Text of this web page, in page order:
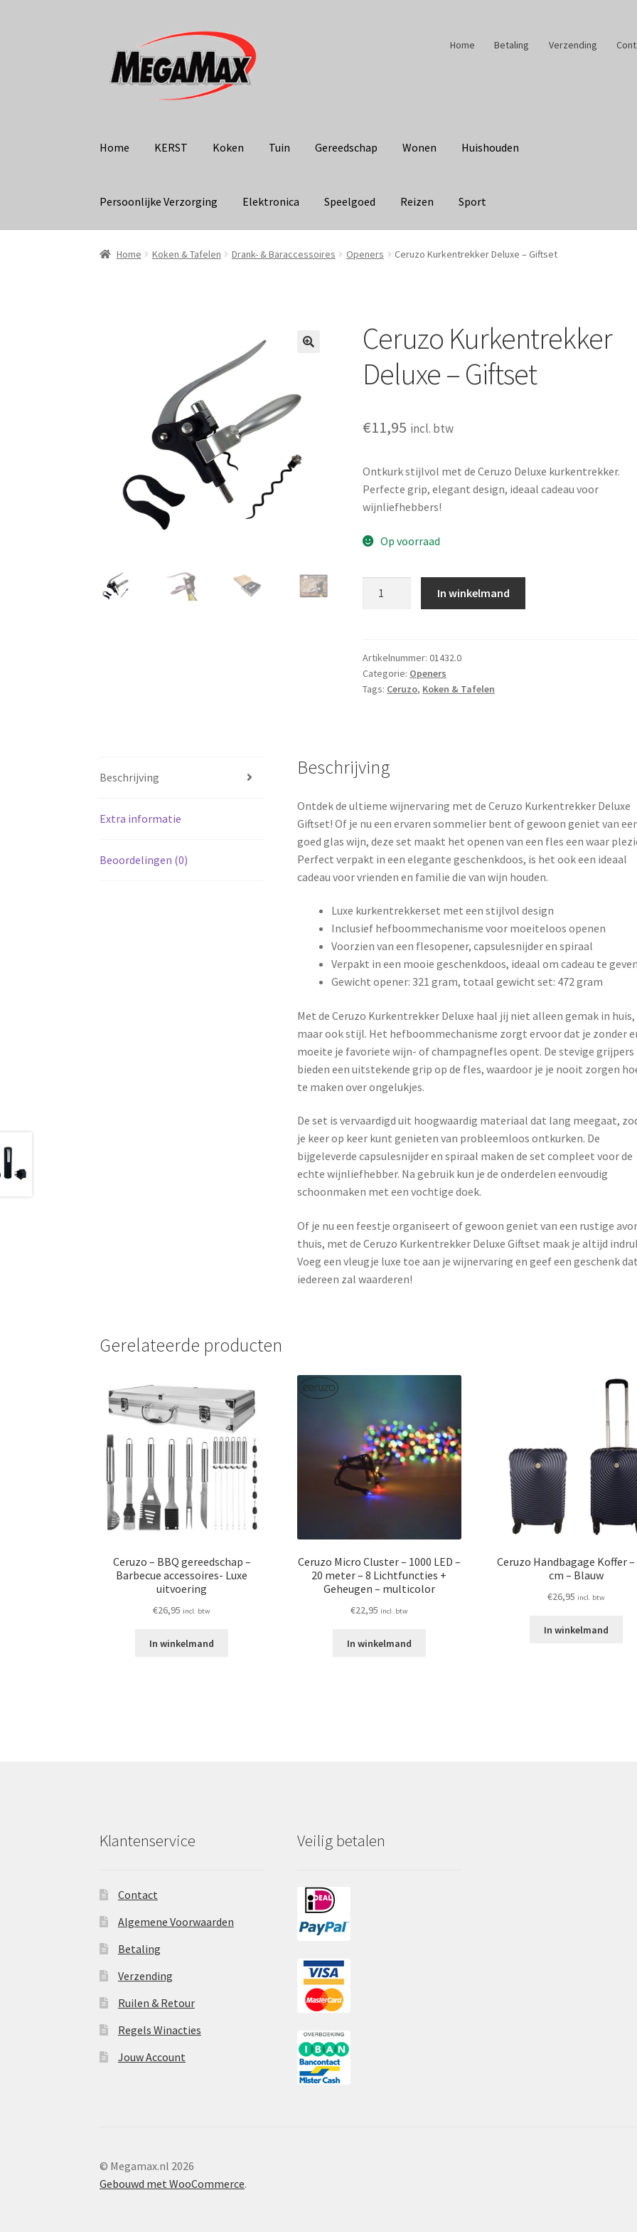
door
naar
naar
Home Betaling Verzending
Home KERST Koken Tuin Gereedschap Wonen Huishouden
Persoonlijke Verzorging Elektronica Speelgoed Reizen Sport
Home Koken & Tafelen Drank- & Baraccessoires Openers Ceruzo Kurkentrekker Deluxe – Giftset
Ceruzo Kurkentrekker
Deluxe – Giftset
€11,95 incl. btw
Ontkurk stijlvol met de Ceruzo Deluxe kurkentrekker.
Perfecte grip, elegant design, ideaal cadeau voor
wijnliefhebbers!
Op voorraad
Giftset
aantal
In winkelmand
Artikelnummer:01432.0
Categorie: Openers
Tags: Ceruzo, Koken & Tafelen
Beschrijving
Extra informatie
Beoordelingen (0)
Beschrijving
Ontdek de ultieme wijnervaring met de Ceruzo Kurkentrekker Deluxe
Giftset! Of je nu een ervaren sommelier bent of gewoon geniet van
goed glas wijn, deze set maakt het openen van een fles een waar
Perfect verpakt in een elegante geschenkdoos, is het ook een ideaal
cadeau voor vrienden en familie die van wijn houden.
Luxe kurkentrekkerset met een stijlvol design
Inclusief hefboommechanisme voor moeiteloos openen
Voorzien van een flesopener, capsulesnijder en spiraal
Verpakt in een mooie geschenkdoos, ideaal om cadeau te
Gewicht opener: 321 gram, totaal gewicht set: 472 gram
Met de Ceruzo Kurkentrekker Deluxe haal jij niet alleen gemak in huis,
maar ook stijl. Het hefboommechanisme zorgt ervoor dat je zonder
moeite je favoriete wijn- of champagnefles opent. De stevige grijpers
bieden een uitstekende grip op de fles, waardoor je je nooit zorgen
te maken over ongelukjes.
De set is vervaardigd uit hoogwaardig materiaal dat lang meegaat,
je keer op keer kunt genieten van probleemloos ontkurken. De
bijgeleverde capsulesnijder en spiraal maken de set compleet voor de
echte wijnliefhebber. Na gebruik kun je de onderdelen eenvoudig
schoonmaken met een vochtige doek.
Of je nu een feestje organiseert of gewoon geniet van een rustige
thuis, met de Ceruzo Kurkentrekker Deluxe Giftset maak je altijd
Voeg een vleugje luxe toe aan je wijnervaring en geef een geschenk
iedereen zal waarderen!
Gerelateerde producten
Ceruzo – BBQ gereedschap –
Barbecue accessoires- Luxe
uitvoering
€26,95 incl. btw
In winkelmand
Ceruzo Micro Cluster – 1000 LED –
20 meter – 8 Lichtfuncties +
Geheugen – multicolor
€22,95 incl. btw
In winkelmand
Ceruzo Handbagage Koffer –
cm – Blauw
€26,95 incl. btw
In winkelmand
Klantenservice
Contact
Algemene Voorwaarden
Betaling
Verzending
Ruilen & Retour
Regels Winacties
Jouw Account
Veilig betalen
© Megamax.nl 2026
Gebouwd met WooCommerce.